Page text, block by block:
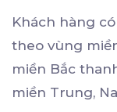
Khách hàng
theo vùng
miền Bắc
miền Trung,